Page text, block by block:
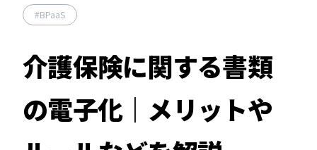
BPaaS
介護保険に関する書類
の電子化｜メリットや